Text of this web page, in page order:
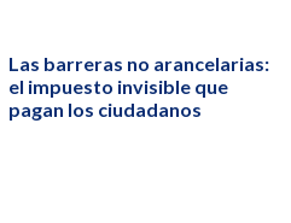
Las barreras no arancelarias:
el impuesto invisible que
pagan los ciudadanos